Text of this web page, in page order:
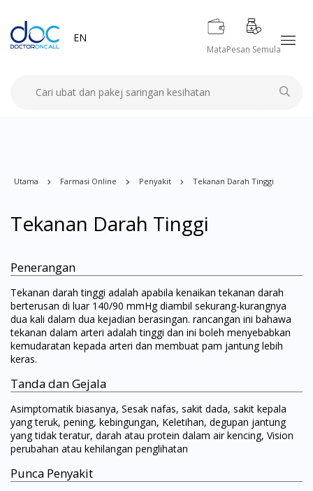
EN
MataPesan Semula
Utama Farmasi Online Penyakit Tekanan Darah Tinggi
Tekanan Darah Tinggi
Penerangan
Tekanan darah tinggi adalah apabila kenaikan tekanan darah
berterusan di luar 140/90 mmHg diambil sekurang-kurangnya
dua kali dalam dua kejadian berasingan. rancangan ini bahawa
tekanan dalam arteri adalah tinggi dan ini boleh menyebabkan
kemudaratan kepada arteri dan membuat pam jantung lebih
keras.
Tanda dan Gejala
Asimptomatik biasanya, Sesak nafas, sakit dada, sakit kepala
yang teruk, pening, kebingungan, Keletihan, degupan jantung
yang tidak teratur, darah atau protein dalam air kencing, Vision
perubahan atau kehilangan penglihatan
Punca Penyakit